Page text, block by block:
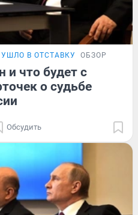
В ОТСТАВКУ ОБЗОР
и что будет с
о судьбе
Обсудить